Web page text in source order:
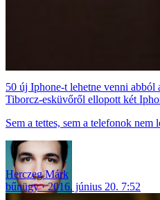
50 új Iphone-t lehetne venni abból
Tiborcz-esküvőről ellopott két
Sem a tettes, sem a telefonok nem
Herczeg Márk
bűnügy
2016. június 20. 7:52